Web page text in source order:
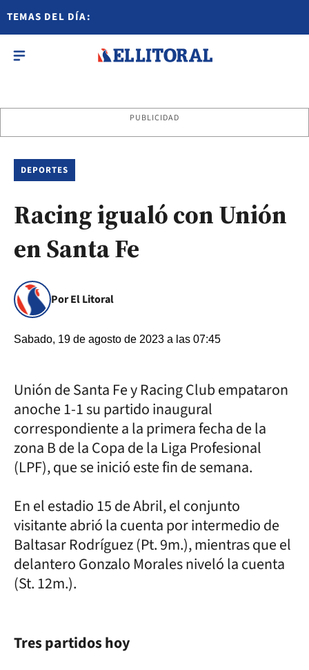
TEMAS DEL DÍA:
PUBLICIDAD
DEPORTES
Racing igualó con Unión
en Santa Fe
Por El Litoral
Sabado, 19 de agosto de 2023 a las 07:45
Unión de Santa Fe y Racing Club empataron
anoche 1-1 su partido inaugural
correspondiente a la primera fecha de la
zona B de la Copa de la Liga Profesional
(LPF), que se inició este fin de semana.
En el estadio 15 de Abril, el conjunto
visitante abrió la cuenta por intermedio de
Baltasar Rodríguez (Pt. 9m.), mientras que el
delantero Gonzalo Morales niveló la cuenta
(St. 12m.).
Tres partidos hoy